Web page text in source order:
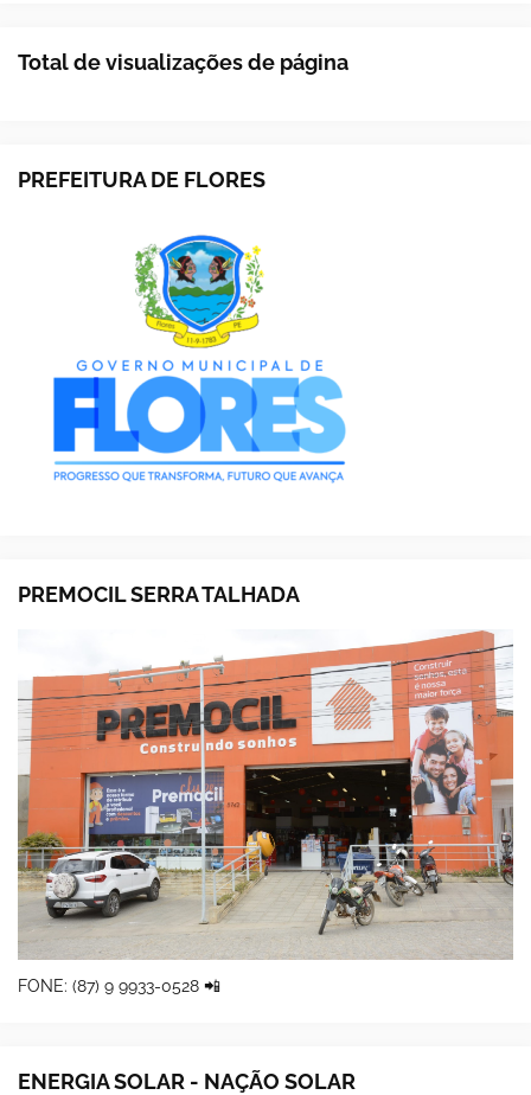
Total de visualizações de página
PREFEITURA DE FLORES
PREMOCIL SERRA TALHADA
FONE: (87) 9 9933-0528 📲
ENERGIA SOLAR - NAÇÃO SOLAR